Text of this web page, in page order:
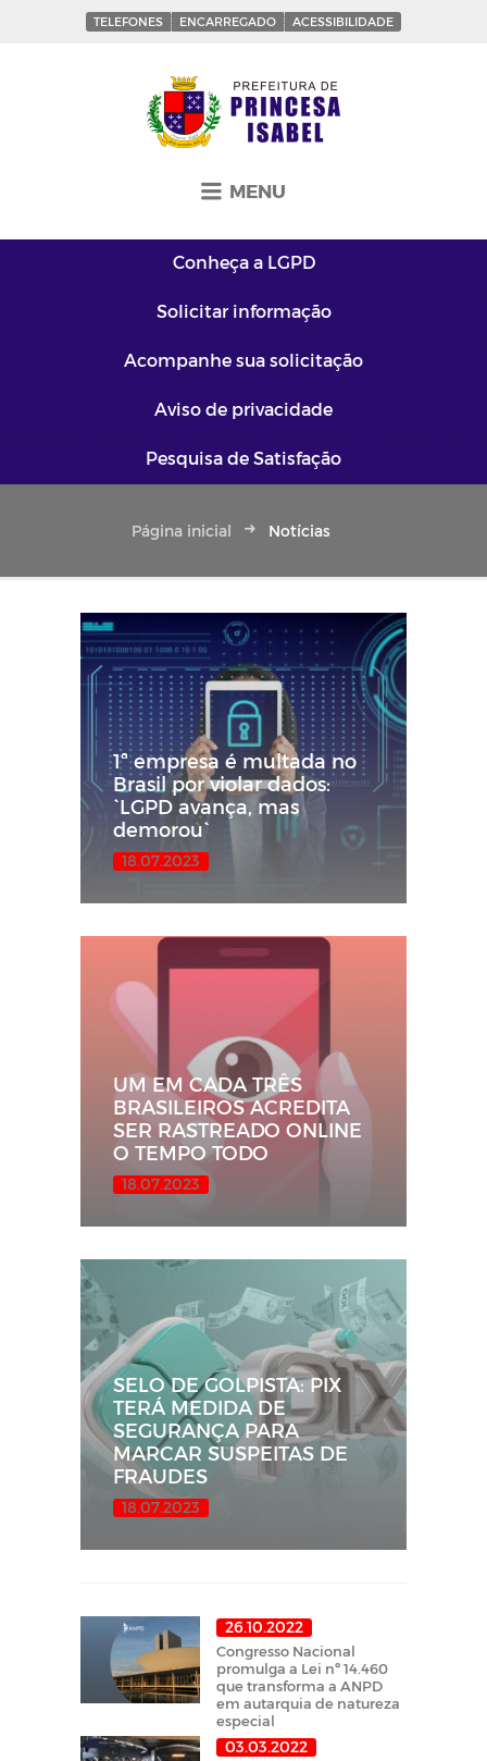
TELEFONES ENCARREGADO ACESSIBILIDADE
MENU
Conheça a LGPD
Solicitar informação
Acompanhe sua solicitação
Aviso de privacidade
Pesquisa de Satisfação
Página inicial Notícias
1ª empresa é multada no
Brasil por violar dados:
`LGPD avança, mas
demorou`
18.07.2023
UM EM CADA TRÊS
BRASILEIROS ACREDITA
SER RASTREADO ONLINE
O TEMPO TODO
18.07.2023
SELO DE GOLPISTA: PIX
TERÁ MEDIDA DE
SEGURANÇA PARA
MARCAR SUSPEITAS DE
FRAUDES
18.07.2023
26.10.2022
Congresso Nacional
promulga a Lei nº 14.460
que transforma a ANPD
em autarquia de natureza
especial
03.03.2022